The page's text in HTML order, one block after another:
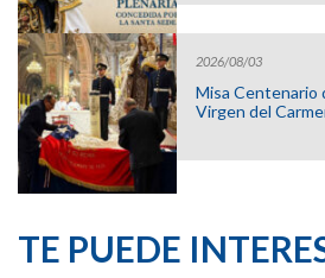
2026/08/03
Misa Centenario
Virgen del
TE PUEDE